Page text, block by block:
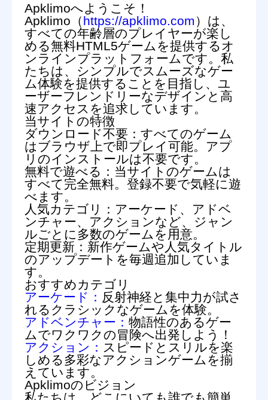
Apklimoへようこそ！
Apklimo（https://apklimo.com）は、
すべての年齢層のプレイヤーが楽し
める無料HTML5ゲームを提供するオ
ンラインプラットフォームです。私
たちは、シンプルでスムーズなゲー
ム体験を提供することを目指し、ユ
ーザーフレンドリーなデザインと高
速アクセスを追求しています。
当サイトの特徴
ダウンロード不要：すべてのゲーム
はブラウザ上で即プレイ可能。アプ
リのインストールは不要です。
無料で遊べる： 当サイトのゲームは
すべて完全無料。登録不要で気軽に遊
べます。
人気カテゴリ： アーケード、アドベ
ンチャー、アクションなど、ジャン
ルごとに多数のゲームを用意。
定期更新： 新作ゲームや人気タイトル
のアップデートを毎週追加していま
す。
おすすめカテゴリ
アーケード： 反射神経と集中力が試さ
れるクラシックなゲームを体験。
アドベンチャー：物語性のあるゲー
ムでワクワクの冒険へ出発しよう！
アクション： スピードとスリルを楽
しめる多彩なアクションゲームを揃
えています。
Apklimoのビジョン